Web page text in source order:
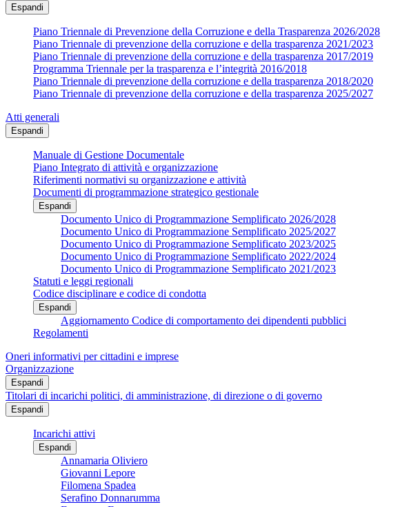
Espandi
Piano Triennale di Prevenzione della Corruzione e della Trasparenza 2026/2028
Piano Triennale di prevenzione della corruzione e della trasparenza 2021/2023
Piano Triennale di prevenzione della corruzione e della trasparenza 2017/2019
Programma Triennale per la trasparenza e l’integrità 2016/2018
Piano Triennale di prevenzione della corruzione e della trasparenza 2018/2020
Piano Triennale di prevenzione della corruzione e della trasparenza 2025/2027
Atti generali
Espandi
Manuale di Gestione Documentale
Piano Integrato di attività e organizzazione
Riferimenti normativi su organizzazione e attività
Documenti di programmazione strategico gestionale
Espandi
Documento Unico di Programmazione Semplificato 2026/2028
Documento Unico di Programmazione Semplificato 2025/2027
Documento Unico di Programmazione Semplificato 2023/2025
Documento Unico di Programmazione Semplificato 2022/2024
Documento Unico di Programmazione Semplificato 2021/2023
Statuti e leggi regionali
Codice disciplinare e codice di condotta
Espandi
Aggiornamento Codice di comportamento dei dipendenti pubblici
Regolamenti
Oneri informativi per cittadini e imprese
Organizzazione
Espandi
Titolari di incarichi politici, di amministrazione, di direzione o di governo
Espandi
Incarichi attivi
Espandi
Annamaria Oliviero
Giovanni Lepore
Filomena Spadea
Serafino Donnarumma